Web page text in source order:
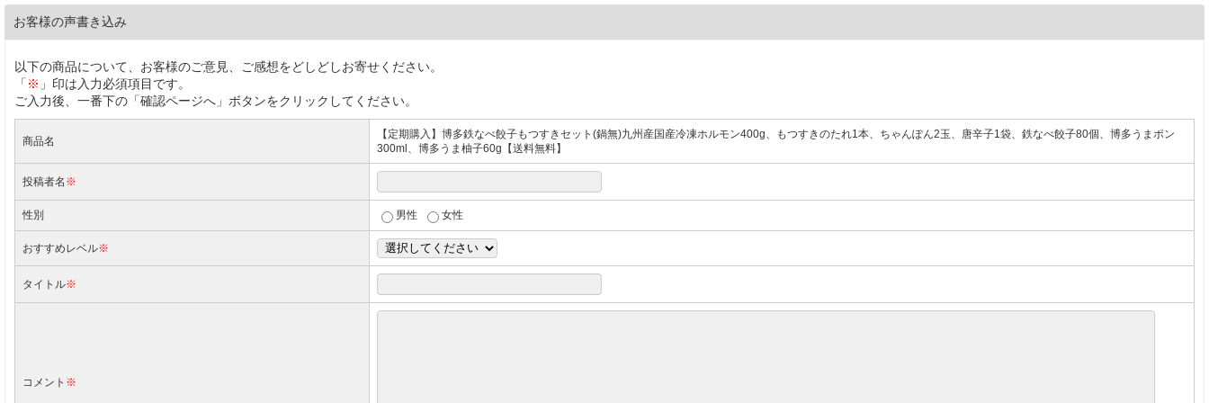
お客様の声書き込み
以下の商品について、お客様のご意見、ご感想をどしどしお寄せください。
「 ※ 」印は入力必須項目です。
ご入力後、一番下の「確認ページへ」ボタンをクリックしてください。
商品名
【定期購入】博多鉄なべ餃子もつすきセット(鍋無)九州産国産冷凍ホルモン400g、もつすきのたれ1本、ちゃんぽん2玉、唐辛子1袋、鉄なべ餃子80個、博多うまポン
300ml、博多うま柚子60g【送料無料】
投稿者名 ※
性別 男性 女性
おすすめレベル※
タイトル※
コメント ※